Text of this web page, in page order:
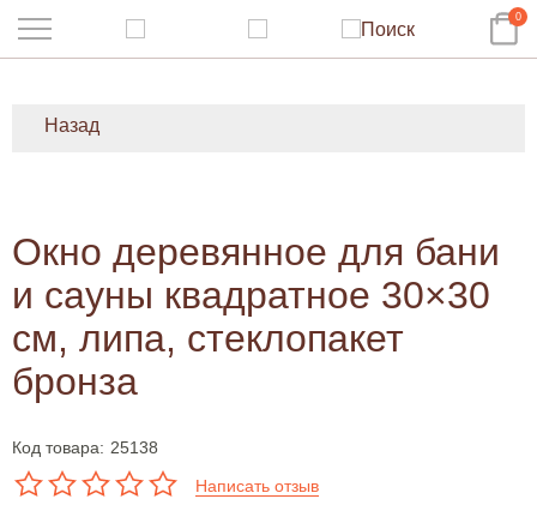
0
Назад
Окно деревянное для бани
и сауны квадратное 30×30
см, липа, стеклопакет
бронза
Код товара: 25138
Написать отзыв